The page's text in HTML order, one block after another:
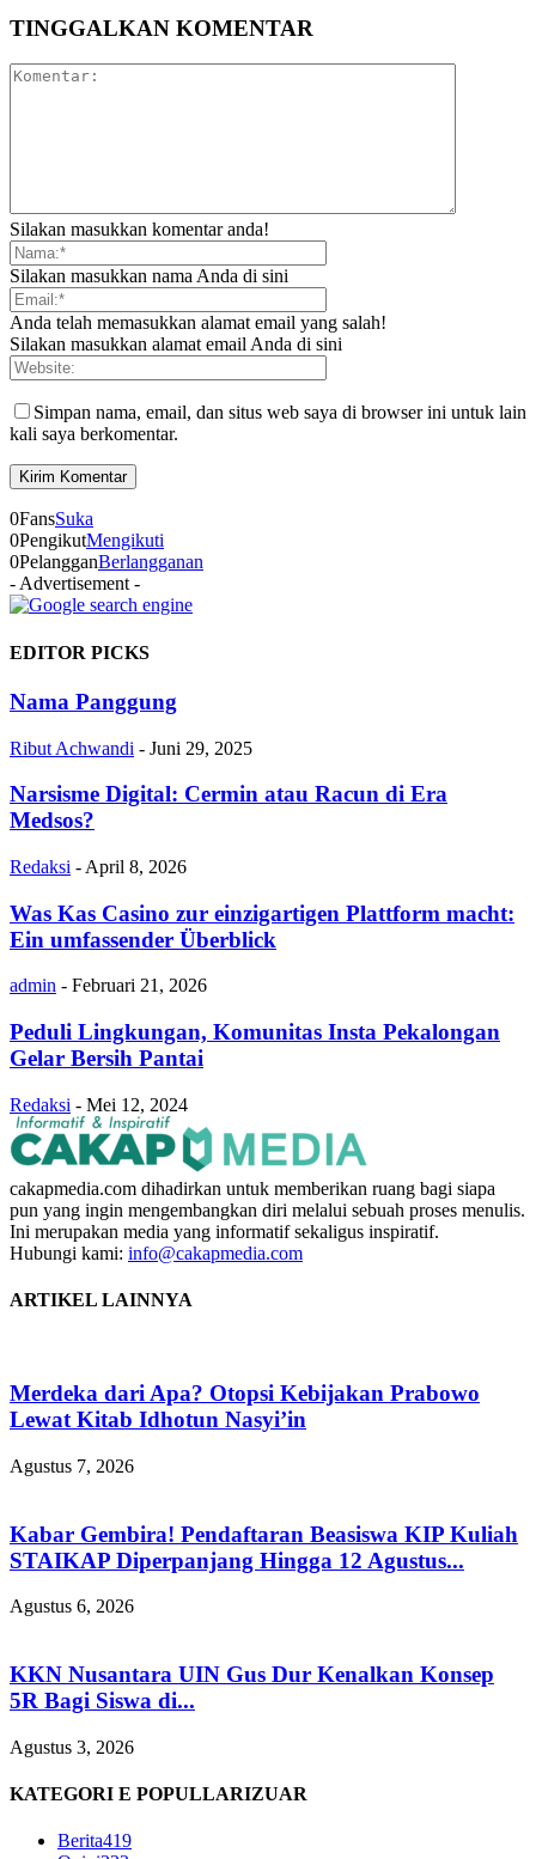
TINGGALKAN KOMENTAR
Silakan masukkan komentar anda!
Silakan masukkan nama Anda di sini
Anda telah memasukkan alamat email yang salah!
Silakan masukkan alamat email Anda di sini
Simpan nama, email, dan situs web saya di browser ini untuk lain
kali saya berkomentar.
0FansSuka
0PengikutMengikuti
0PelangganBerlangganan
- Advertisement -
EDITOR PICKS
Nama Panggung
Ribut Achwandi - Juni 29, 2025
Narsisme Digital: Cermin atau Racun di Era
Medsos?
Redaksi - April 8, 2026
Was Kas Casino zur einzigartigen Plattform macht:
Ein umfassender Überblick
admin - Februari 21, 2026
Peduli Lingkungan, Komunitas Insta Pekalongan
Gelar Bersih Pantai
Redaksi - Mei 12, 2024
cakapmedia.com dihadirkan untuk memberikan ruang bagi siapa
pun yang ingin mengembangkan diri melalui sebuah proses menulis.
Ini merupakan media yang informatif sekaligus inspiratif.
Hubungi kami: info@cakapmedia.com
ARTIKEL LAINNYA
Merdeka dari Apa? Otopsi Kebijakan Prabowo
Lewat Kitab Idhotun Nasyi’in
Agustus 7, 2026
Kabar Gembira! Pendaftaran Beasiswa KIP Kuliah
STAIKAP Diperpanjang Hingga 12 Agustus...
Agustus 6, 2026
KKN Nusantara UIN Gus Dur Kenalkan Konsep
5R Bagi Siswa di...
Agustus 3, 2026
KATEGORI E POPULLARIZUAR
Berita419